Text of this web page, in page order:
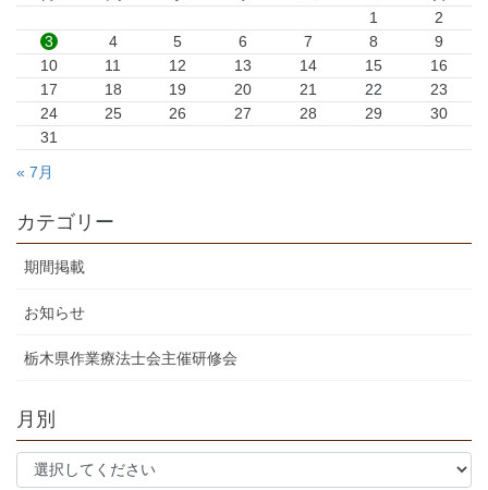
1
2
3
4 5 6 7 8
9
10
11 12 13 14 15
16
17
18 19 20 21 22
23
24
25 26 27 28 29
30
31
« 7月
カテゴリー
期間掲載
お知らせ
栃木県作業療法士会主催研修会
月別